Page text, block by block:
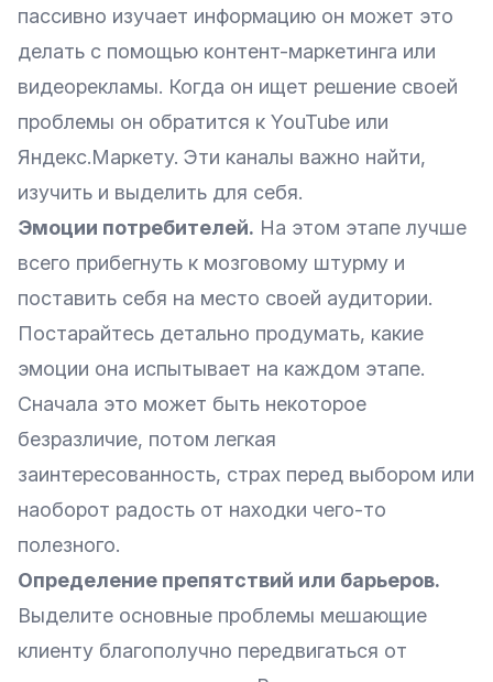
пассивно изучает информацию он может это
делать с помощью контент-маркетинга или
видеорекламы. Когда он ищет решение своей
проблемы он обратится к YouTube или
Яндекс.Маркету. Эти каналы важно найти,
изучить и выделить для себя.
Эмоции потребителей. На этом этапе лучше
всего прибегнуть к мозговому штурму и
поставить себя на место своей аудитории.
Постарайтесь детально продумать, какие
эмоции она испытывает на каждом этапе.
Сначала это может быть некоторое
безразличие, потом легкая
заинтересованность, страх перед выбором или
наоборот радость от находки чего-то
полезного.
Определение препятствий или барьеров.
Выделите основные проблемы мешающие
клиенту благополучно передвигаться от